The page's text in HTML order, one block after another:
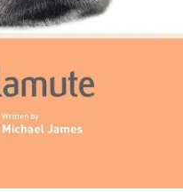
24-osainen
kuin koiran hankintaa
malamutista ja auttaa
lemmikkiä ja koirarotua.
lemmikin
monipuolista tietoa